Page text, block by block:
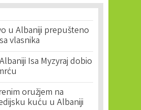
u Albaniji prepušteno
vlasnika
Isa Myzyraj dobio
oružjem na
kuću u Albaniji